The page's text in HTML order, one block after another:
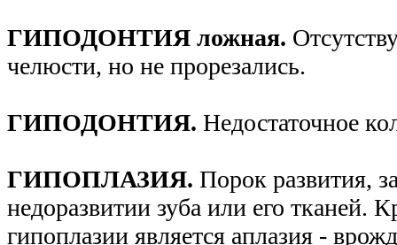
ГИПОДОНТИЯ ложная.
челюсти, но не прорезались.
ГИПОДОНТИЯ. Недостаточное
ГИПОПЛАЗИЯ. Порок развития,
недоразвитии зуба или его тканей.
гипоплазии является аплазия -